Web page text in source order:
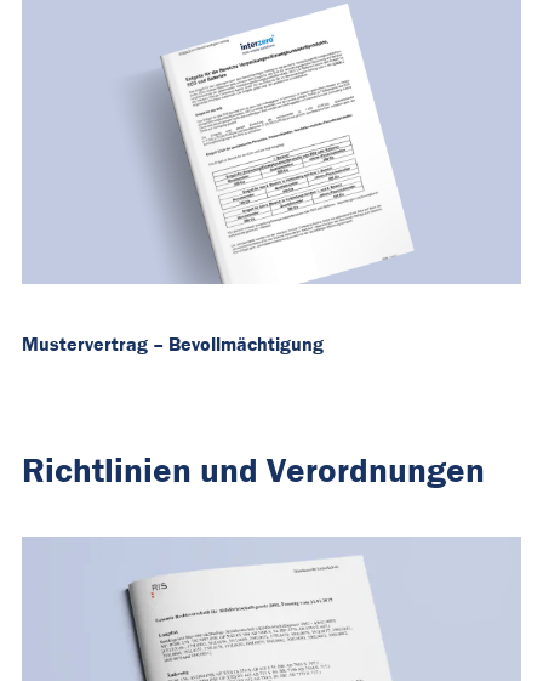
Mustervertrag – Bevollmächtigung
Richtlinien und Verordnungen